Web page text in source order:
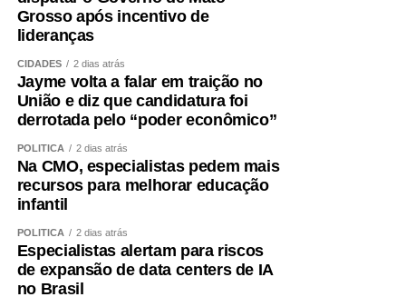
formalizada dentro do processo partidário, inclusive com
a realização da convenção.
A partir dessa decisão, compromissos foram assumidos,
pessoas foram mobilizadas, estratégias foram definidas e
todo um projeto de campanha começou a ser estruturado.
na seriedade de uma decisão tomada por quem pretende
governar Mato Grosso.
de que outro nome será indicado para ocupar a vaga de
vice.
Grosso após incentivo de
lideranças
CIDADES 2 dias atrás
Jayme volta a falar em traição no
União e diz que candidatura foi
derrotada pelo “poder econômico”
POLÍTICA 2 dias atrás
Na CMO, especialistas pedem mais
recursos para melhorar educação
infantil
POLÍTICA 2 dias atrás
Especialistas alertam para riscos
de expansão de data centers de IA
no Brasil